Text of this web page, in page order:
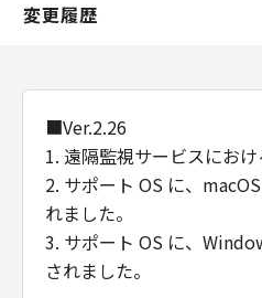
状態で使用許諾されます
特定の目的への適合性の
保証も、明示たると黙示
ないものとします。
(2) キヤノン、キヤノン
売代理店及び販売店は、
の使用または使用不能
（逸失利益及びその他の
損害を含むがこれらに限
変更履歴
■Ver.2.26
1. 遠隔監視サービスにお
2. サポート OS に、
れました。
3. サポート OS に、
されました。